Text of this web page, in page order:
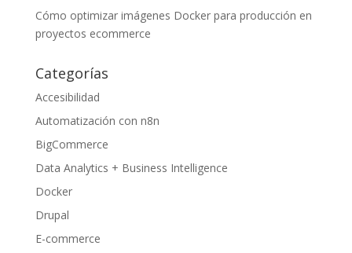
Cómo optimizar imágenes Docker para producción en
proyectos ecommerce
Categorías
Accesibilidad
Automatización con n8n
BigCommerce
Data Analytics + Business Intelligence
Docker
Drupal
E-commerce